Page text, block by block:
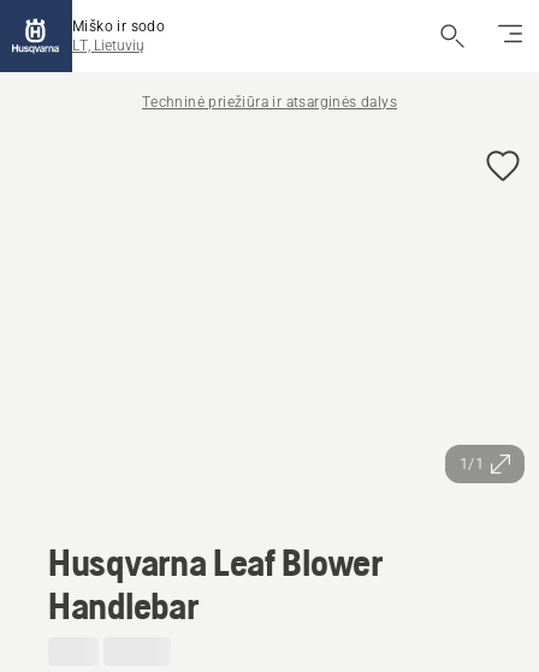
Miško ir sodo
LT, Lietuvių
Techninė priežiūra ir atsarginės dalys
1/1
Husqvarna Leaf Blower
Handlebar